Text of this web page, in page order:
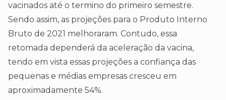
vacinados até o termino do primeiro semestre.
Sendo assim, as projeções para o Produto Interno
Bruto de 2021 melhoraram. Contudo, essa
retomada dependerá da aceleração da vacina,
tendo em vista essas projeções a confiança das
pequenas e médias empresas cresceu em
aproximadamente 54%.